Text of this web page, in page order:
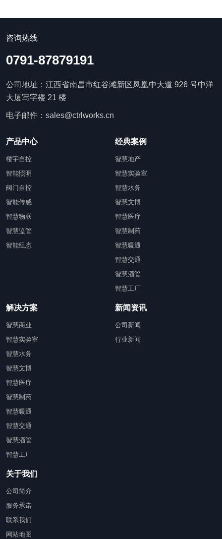
咨询热线
0791-87879191
公司地址：江西省南昌市红谷滩新区凤凰中大道 926 号中洋
大厦写字楼 21 楼
电子邮件：sales@ctrlworks.cn
产品中心
楼宇自控
智能照明
阀门自控
智能传感
智慧物联
智慧监管
智能组态
经典案例
智慧地产
智慧实验室
智慧水务
智慧文博
智慧医疗
智慧制药
智慧暖通
智慧交通
智慧酒管
智慧工厂
解决方案
智慧商业
智慧实验室
智慧水务
智慧文博
智慧医疗
智慧制药
智慧暖通
智慧交通
智慧酒管
智慧工厂
新闻资讯
公司新闻
行业新闻
关于我们
公司简介
服务承诺
联系我们
网站地图